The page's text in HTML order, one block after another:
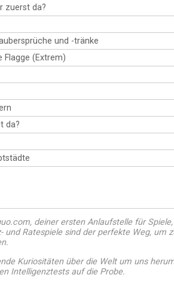
Handlungen und jenen berüchtigten
zuerst da?
und -tränke
Flagge (Extrem)
da?
deiner ersten Anlaufstelle für
und Ratespiele sind der perfekte Weg, um
Kuriositäten über die Welt um uns
Intelligenztests auf die Probe.